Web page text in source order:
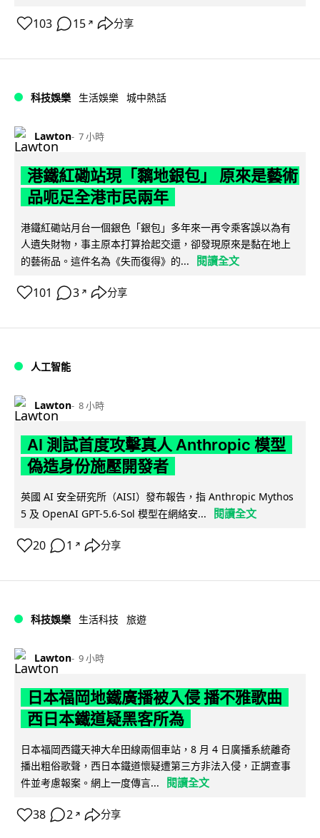
103 15 ↗ 分享
科技娛樂 生活娛樂 城中熱話
Lawton 7 小時
港鐵紅磡站現「黐地銀包」 原來是藝術
品呃足全港市民兩年
港鐵紅磡站月台一個銀色「銀包」多年來一再令乘客誤以為有
人遺失財物，事主原本打算拾起交還，卻發現原來是黏在地上
的藝術品。這件名為《失而復得》的...
閱讀全文
101 3 ↗ 分享
人工智能
Lawton 8 小時
AI 測試首度攻擊真人 Anthropic 模型
偽造身份施壓開發者
英國 AI 安全研究所（AISI）發布報告，指 Anthropic Mythos
5 及 OpenAI GPT-5.6-Sol 模型在網絡安...
閱讀全文
20 1 ↗ 分享
科技娛樂 生活科技 旅遊
Lawton 9 小時
日本福岡地鐵廣播被入侵 播不雅歌曲
西日本鐵道疑黑客所為
日本福岡西鐵天神大牟田線兩個車站，8 月 4 日廣播系統離奇
播出粗俗歌聲，西日本鐵道懷疑遭第三方非法入侵，正調查事
件並考慮報案。網上一度傳言...
閱讀全文
38 2 ↗ 分享